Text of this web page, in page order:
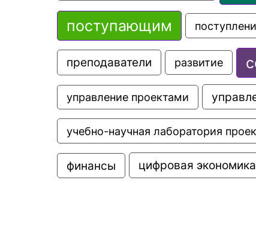
поступающим
преподаватели развитие
управление проектами
учебно-научная лаборатория
финансы цифровая экономика